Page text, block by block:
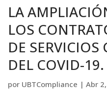
LA
LOS
DE
DEL COVID-19.
por UBTCompliance | Abr